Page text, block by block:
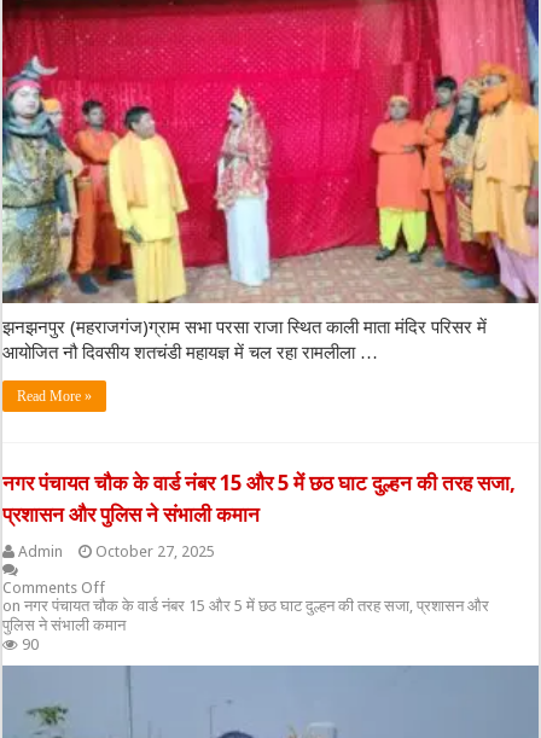
झनझनपुर (महराजगंज)ग्राम सभा परसा राजा स्थित काली माता मंदिर परिसर में
आयोजित नौ दिवसीय शतचंडी महायज्ञ में चल रहा रामलीला …
Read More »
नगर पंचायत चौक के वार्ड नंबर 15 और 5 में छठ घाट दुल्हन की तरह सजा,
प्रशासन और पुलिस ने संभाली कमान
Admin
October 27, 2025
Comments Off
on नगर पंचायत चौक के वार्ड नंबर 15 और 5 में छठ घाट दुल्हन की तरह सजा, प्रशासन और
पुलिस ने संभाली कमान
90